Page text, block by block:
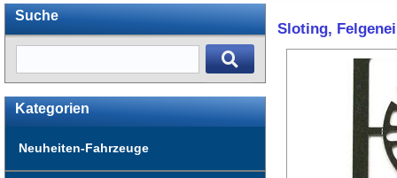
Suche
Kategorien
Neuheiten-Fahrzeuge
Sloting,